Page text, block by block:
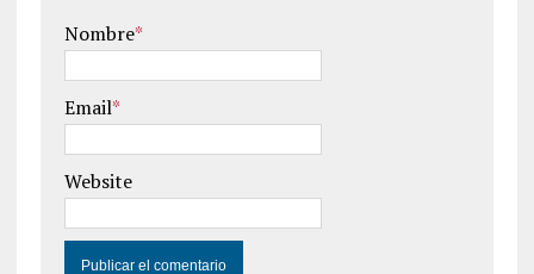
Nombre*
Email*
Website